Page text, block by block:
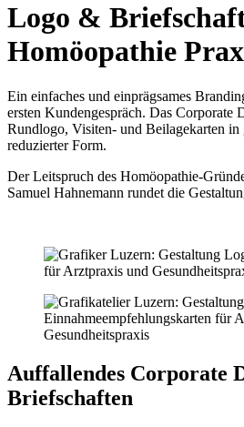
Logo &
Homöopathie
Ein einfaches und einprägsames
ersten Kundengespräch. Das Corporate
Rundlogo, Visiten- und Beilagekarten
reduzierter Form.
Der Leitspruch des Homöopathie-
Samuel Hahnemann rundet die
Auffallendes Corporate
Briefschaften